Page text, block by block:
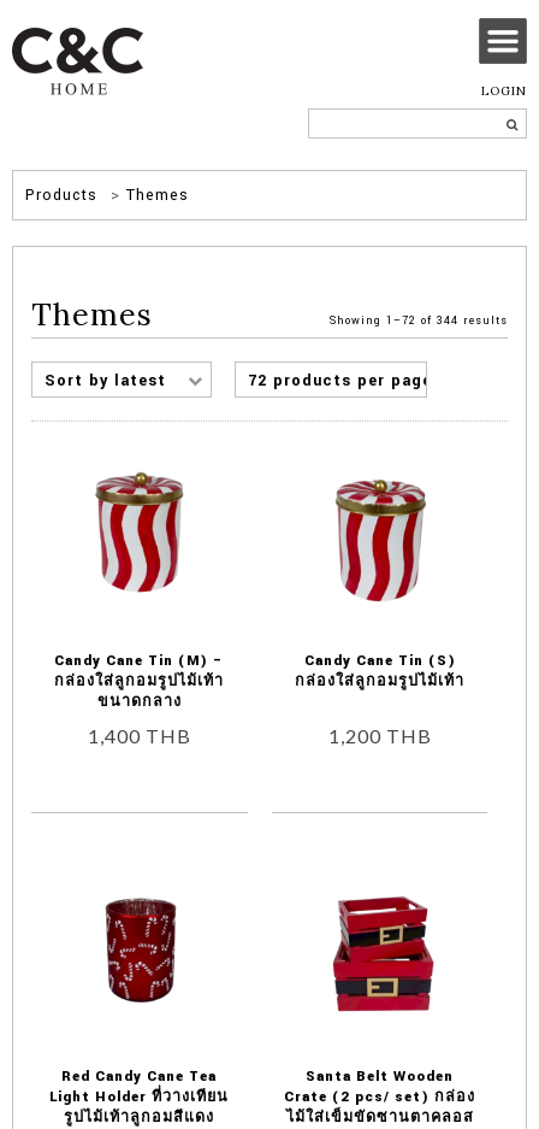
LOGIN
Products > Themes
Themes Showing 1–72 of 344 results
by
Sort by latest 72 products per page
Candy Cane Tin (M) –
กล่องใส่ลูกอมรูปไม้เท้า
ขนาดกลาง
1,400 THB
Candy Cane Tin (S)
กล่องใส่ลูกอมรูปไม้เท้า
1,200 THB
Red Candy Cane Tea
Light Holder ที่วางเทียน
รูปไม้เท้าลูกอมสีแดง
Santa Belt Wooden
Crate (2 pcs/ set) กล่อง
ไม้ใส่เข็มขัดซานตาคลอส